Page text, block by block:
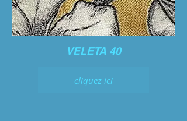
VELETA 40
cliquez ici